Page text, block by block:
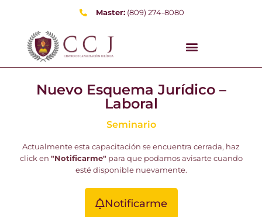
Master: (809) 274-8080
Nuevo Esquema Jurídico –
Laboral
Seminario
Actualmente esta capacitación se encuentra cerrada, haz
click en "Notificarme" para que podamos avisarte cuando
esté disponible nuevamente.
Notificarme